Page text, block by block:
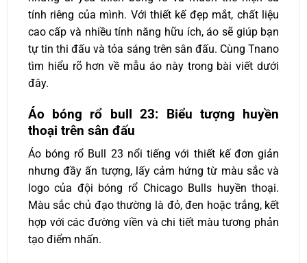
tính riêng của mình. Với thiết kế đẹp mắt, chất liệu
cao cấp và nhiều tính năng hữu ích, áo sẽ giúp bạn
tự tin thi đấu và tỏa sáng trên sân đấu. Cùng Tnano
tìm hiểu rõ hơn về mẫu áo này trong bài viết dưới
đây.
Áo bóng rổ bull 23: Biểu tượng huyền
thoại trên sân đấu
Áo bóng rổ Bull 23 nổi tiếng với thiết kế đơn giản
nhưng đầy ấn tượng, lấy cảm hứng từ màu sắc và
logo của đội bóng rổ Chicago Bulls huyền thoại.
Màu sắc chủ đạo thường là đỏ, đen hoặc trắng, kết
hợp với các đường viền và chi tiết màu tương phản
tạo điểm nhấn.